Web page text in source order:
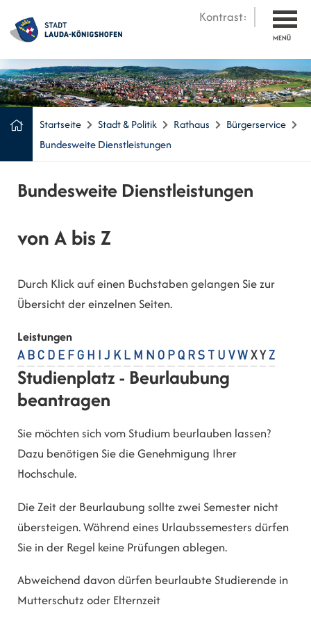
Kontrast:
MENÜ
Startseite Stadt & Politik Rathaus
Bürgerservice
Bundesweite Dienstleistungen
Bundesweite Dienstleistungen
von A bis Z
Durch Klick auf einen Buchstaben gelangen Sie zur
Übersicht der einzelnen Seiten.
Leistungen
A B C D E F G H J K L M N O P Q R S U V W X Y Z
Studienplatz - Beurlaubung
beantragen
Sie möchten sich vom Studium beurlauben lassen?
Dazu benötigen Sie die Genehmigung Ihrer
Hochschule.
Die Zeit der Beurlaubung sollte zwei Semester nicht
übersteigen. Während eines Urlaubssemesters dürfen
Sie in der Regel keine Prüfungen ablegen.
Abweichend davon dürfen beurlaubte Studierende in
Mutterschutz oder Elternzeit